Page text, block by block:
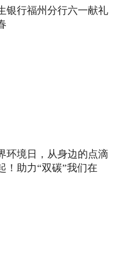
银行福州分行六一献礼
环境日，从身边的点滴
！助力“双碳”我们在